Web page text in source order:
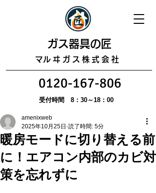
​ガス器具の匠
​マルヰガス株式会社
0120-167-806
受付時間 8：30～18：00
暖房モードに切り替える前
に！エアコン内部のカビ対
策を忘れずに
amenixweb
2025年10月25日 読了時間: 5分